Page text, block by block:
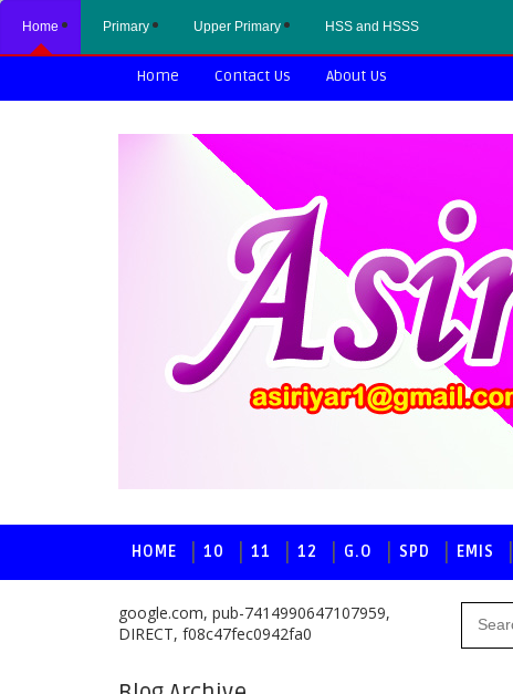
Home Primary Upper Primary HSS and HSSS
Home Contact Us About Us
HOME 10 11 12 G.O SPD EMIS
google.com, pub-7414990647107959,
DIRECT, f08c47fec0942fa0